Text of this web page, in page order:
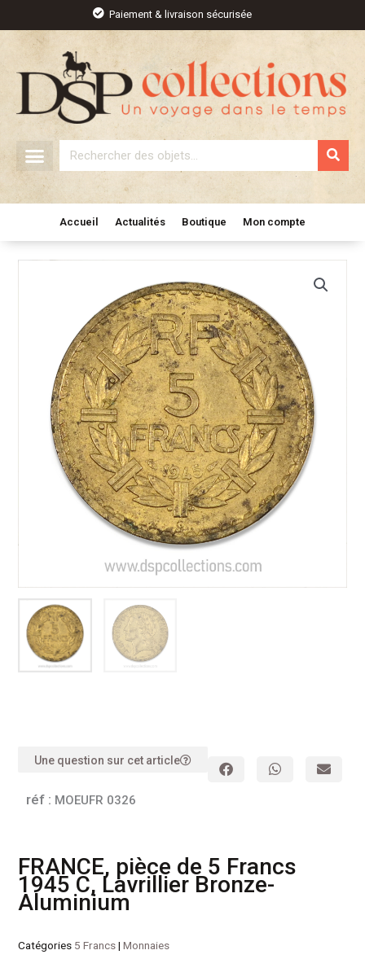
contenu
Paiement & livraison sécurisée
Rechercher
Accueil Actualités Boutique Mon compte
Une question sur cet article
réf : MOEUFR 0326
FRANCE, pièce de 5 Francs
1945 C, Lavrillier Bronze-
Aluminium
Catégories 5 Francs|Monnaies